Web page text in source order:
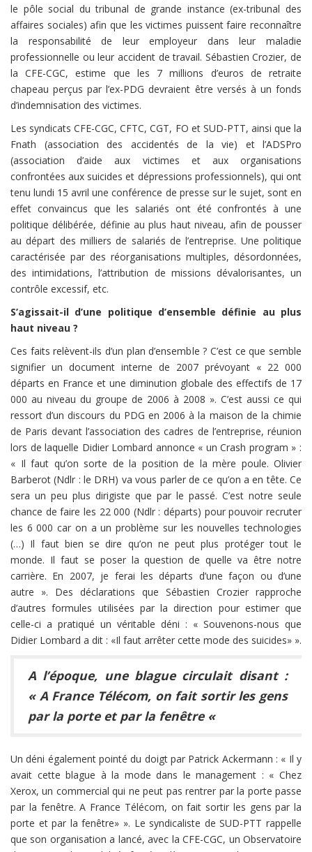
le pôle social du tribunal de grande instance (ex-tribunal des
affaires sociales) afin que les victimes puissent faire reconnaître
la responsabilité de leur employeur dans leur maladie
professionnelle ou leur accident de travail. Sébastien Crozier, de
la CFE-CGC, estime que les 7 millions d’euros de retraite
chapeau perçus par l’ex-PDG devraient être versés à un fonds
d’indemnisation des victimes.
Les syndicats CFE-CGC, CFTC, CGT, FO et SUD-PTT, ainsi que la
Fnath (association des accidentés de la vie) et l’ADSPro
(association d’aide aux victimes et aux organisations
confrontées aux suicides et dépressions professionnels), qui ont
tenu lundi 15 avril une conférence de presse sur le sujet, sont en
effet convaincus que les salariés ont été confrontés à une
politique délibérée, définie au plus haut niveau, afin de pousser
au départ des milliers de salariés de l’entreprise. Une politique
caractérisée par des réorganisations multiples, désordonnées,
des intimidations, l’attribution de missions dévalorisantes, un
contrôle excessif, etc.
S’agissait-il d’une politique d’ensemble définie au plus
haut niveau ?
Ces faits relèvent-ils d’un plan d’ensemble ? C’est ce que semble
signifier un document interne de 2007 prévoyant « 22 000
départs en France et une diminution globale des effectifs de 17
000 au niveau du groupe de 2006 à 2008 ». C’est aussi ce qui
ressort d’un discours du PDG en 2006 à la maison de la chimie
de Paris devant l’association des cadres de l’entreprise, réunion
lors de laquelle Didier Lombard annonce « un Crash program » :
« Il faut qu’on sorte de la position de la mère poule. Olivier
Barberot (Ndlr : le DRH) va vous parler de ce qu’on a en tête. Ce
sera un peu plus dirigiste que par le passé. C’est notre seule
chance de faire les 22 000 (Ndlr : départs) pour pouvoir recruter
les 6 000 car on a un problème sur les nouvelles technologies
(…) Il faut bien se dire qu’on ne peut plus protéger tout le
monde. Il faut se poser la question de quelle va être notre
carrière. En 2007, je ferai les départs d’une façon ou d’une
autre ». Des déclarations que Sébastien Crozier rapproche
d’autres formules utilisées par la direction pour estimer que
celle-ci a pratiqué un véritable déni : « Souvenons-nous que
Didier Lombard a dit : «Il faut arrêter cette mode des suicides» ».
A l’époque, une blague circulait disant :
« A France Télécom, on fait sortir les gens
par la porte et par la fenêtre «
Un déni également pointé du doigt par Patrick Ackermann : « Il y
avait cette blague à la mode dans le management : « Chez
Xerox, un commercial qui ne peut pas rentrer par la porte passe
par la fenêtre. A France Télécom, on fait sortir les gens par la
porte et par la fenêtre» ». Le syndicaliste de SUD-PTT rappelle
que son organisation a lancé, avec la CFE-CGC, un Observatoire